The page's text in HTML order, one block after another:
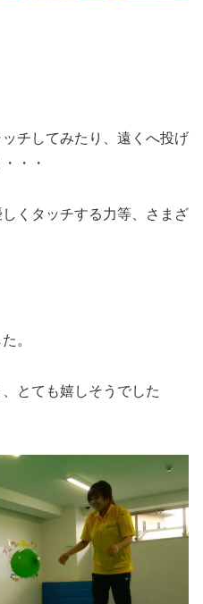
チしてみたり、遠くへ投げ
・・
くタッチする力等、さまざ
。
とても嬉しそうでした